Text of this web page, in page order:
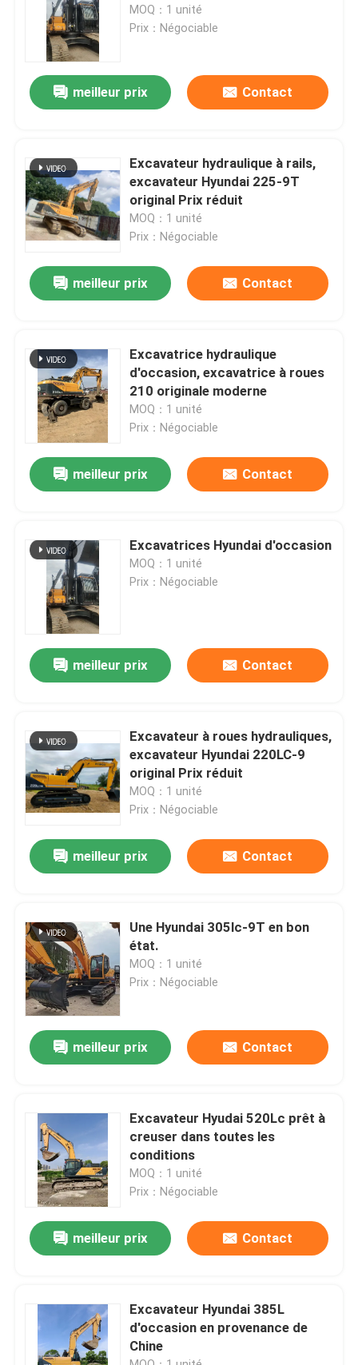
Produits
Vidéos
À propos de nous
Contrôle de la qualité
Nous contacter
Demandez un devis
Machines de construction de routes
Machines de construction utilisées
MOQ：1 unité
Prix：Négociable
meilleur prix Contact
Excavateur hydraulique à rails,
excavateur Hyundai 225-9T
original Prix réduit
MOQ：1 unité
Prix：Négociable
meilleur prix Contact
Excavatrice hydraulique
d'occasion, excavatrice à roues
210 originale moderne
MOQ：1 unité
Prix：Négociable
meilleur prix Contact
Excavatrices Hyundai d'occasion
MOQ：1 unité
Prix：Négociable
meilleur prix Contact
Excavateur à roues hydrauliques,
excavateur Hyundai 220LC-9
original Prix réduit
MOQ：1 unité
Prix：Négociable
meilleur prix Contact
Une Hyundai 305lc-9T en bon
état.
MOQ：1 unité
Prix：Négociable
meilleur prix Contact
Excavateur Hyudai 520Lc prêt à
creuser dans toutes les
conditions
MOQ：1 unité
Prix：Négociable
meilleur prix Contact
Excavateur Hyundai 385L
d'occasion en provenance de
Chine